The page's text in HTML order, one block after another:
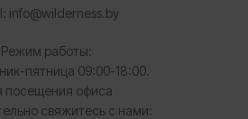
info@wilderness.by
Режим работы:
пятница 09:00-18:00.
посещения офиса
свяжитесь с нами: